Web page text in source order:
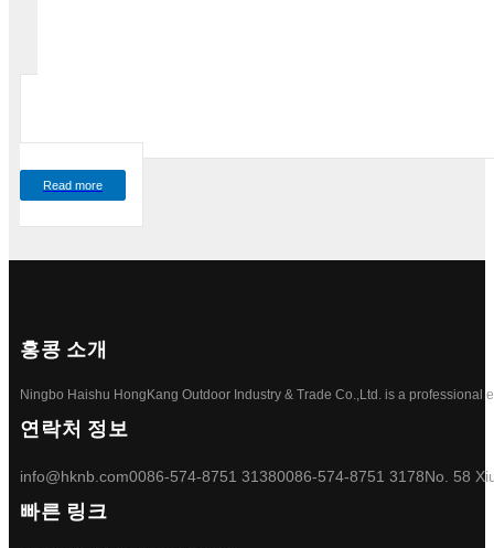
Read more
홍콩 소개
Ningbo Haishu HongKang Outdoor Industry & Trade Co.,Ltd. is a professional
연락처 정보
info@hknb.com0086-574-8751 31380086-574-8751 3178No. 58
빠른 링크